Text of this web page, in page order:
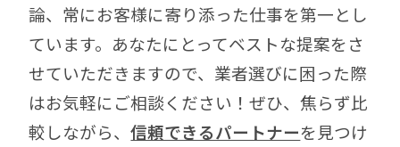
論、常にお客様に寄り添った仕事を第一とし
ています。あなたにとってベストな提案をさ
せていただきますので、業者選びに困った際
はお気軽にご相談ください！ぜひ、焦らず比
較しながら、信頼できるパートナーを見つけ